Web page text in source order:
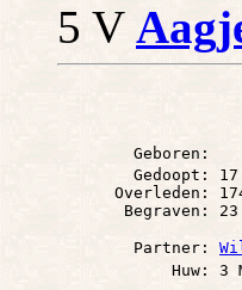
5 V
        Geboren:
Gedoopt:
Overleden:
        Partner:
Huw: 3